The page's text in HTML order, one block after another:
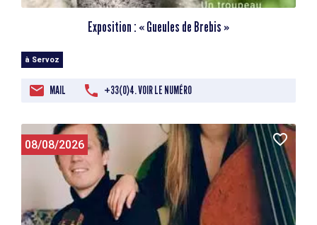
Exposition : « Gueules de Brebis »
à Servoz
MAIL +33(0)4. VOIR LE NUMÉRO
08/08/2026